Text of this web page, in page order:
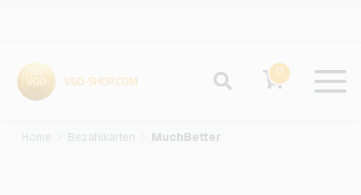
0
Home Bezahlkarten MuchBetter